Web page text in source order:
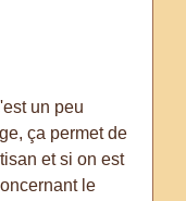
un peu
ça permet de
et si on est
le